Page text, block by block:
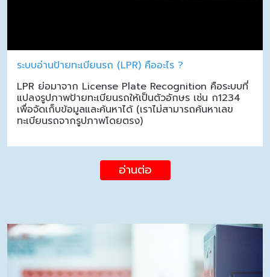
ระบบอ่านป้ายทะเบียนรถ (LPR) คืออะไร ?
LPR ย่อมาจาก License Plate Recognition คือระบบที่
แปลงรูปภาพป้ายทะเบียนรถให้เป็นตัวอักษร เช่น ก1234
เพื่อจัดเก็บข้อมูลและค้นหาได้ (เราไม่สามารถค้นหาเลข
ทะเบียนรถจากรูปภาพโดยตรง)
อ่านต่อ